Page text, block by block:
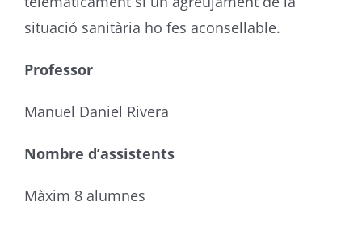
situació sanitària ho fes aconsellable.
Professor
Manuel Daniel Rivera
Nombre d’assistents
Màxim 8 alumnes